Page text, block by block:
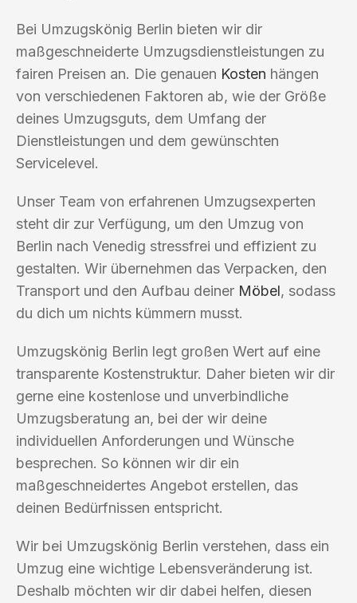
Bei Umzugskönig Berlin bieten wir dir
maßgeschneiderte Umzugsdienstleistungen zu
fairen Preisen an. Die genauen Kosten hängen
von verschiedenen Faktoren ab, wie der Größe
deines Umzugsguts, dem Umfang der
Dienstleistungen und dem gewünschten
Servicelevel.
Unser Team von erfahrenen Umzugsexperten
steht dir zur Verfügung, um den Umzug von
Berlin nach Venedig stressfrei und effizient zu
gestalten. Wir übernehmen das Verpacken, den
Transport und den Aufbau deiner Möbel, sodass
du dich um nichts kümmern musst.
Umzugskönig Berlin legt großen Wert auf eine
transparente Kostenstruktur. Daher bieten wir dir
gerne eine kostenlose und unverbindliche
Umzugsberatung an, bei der wir deine
individuellen Anforderungen und Wünsche
besprechen. So können wir dir ein
maßgeschneidertes Angebot erstellen, das
deinen Bedürfnissen entspricht.
Wir bei Umzugskönig Berlin verstehen, dass ein
Umzug eine wichtige Lebensveränderung ist.
Deshalb möchten wir dir dabei helfen, diesen